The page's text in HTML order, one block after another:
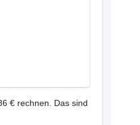
€ rechnen. Das sind